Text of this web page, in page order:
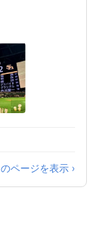
ページを表示 ›